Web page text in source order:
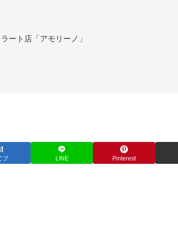
ート店「アモリーノ」
ブ LINE Pinterest